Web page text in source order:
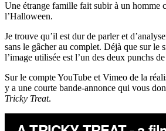
Une étrange famille fait subir à un homme
l’Halloween.
Je trouve qu’il est dur de parler et
sans le gâcher au complet. Déjà que sur le
l’image utilisée est l’un des deux punchs
Sur le compte YouTube et Vimeo de la
y a une courte bande-annonce qui vous
Tricky Treat.